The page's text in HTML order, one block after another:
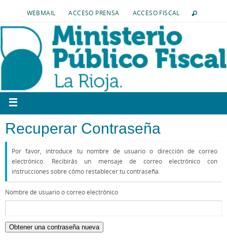
WEBMAIL ACCESO PRENSA ACCESO FISCAL
Recuperar Contraseña
Por favor, introduce tu nombre de usuario o dirección de correo
electrónico. Recibirás un mensaje de correo electrónico con
instrucciones sobre cómo restablecer tu contraseña.
Nombre de usuario o correo electrónico
Obtener una contraseña nueva